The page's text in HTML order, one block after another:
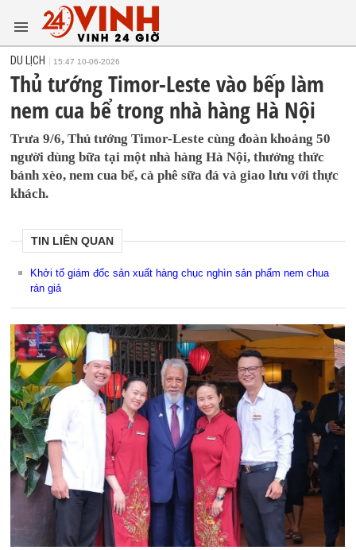
DU LỊCH 15:47 10-06-2026
Thủ tướng Timor-Leste vào bếp làm
nem cua bể trong nhà hàng Hà Nội
Trưa 9/6, Thủ tướng Timor-Leste cùng đoàn khoảng 50
người dùng bữa tại một nhà hàng Hà Nội, thưởng thức
bánh xèo, nem cua bể, cà phê sữa đá và giao lưu với thực
khách.
TIN LIÊN QUAN
Khởi tố giám đốc sản xuất hàng chục nghìn sản phẩm nem chua
rán giả